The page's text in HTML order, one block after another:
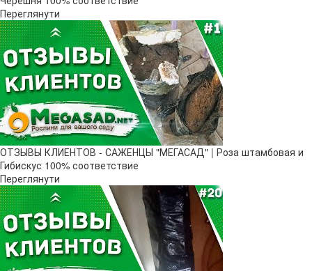
Переглянути
ОТЗЫВЫ КЛИЕНТОВ - САЖЕНЦЫ "МЕГАСАД" | Роза штамбовая и
Гибискус 100% соответствие
Переглянути